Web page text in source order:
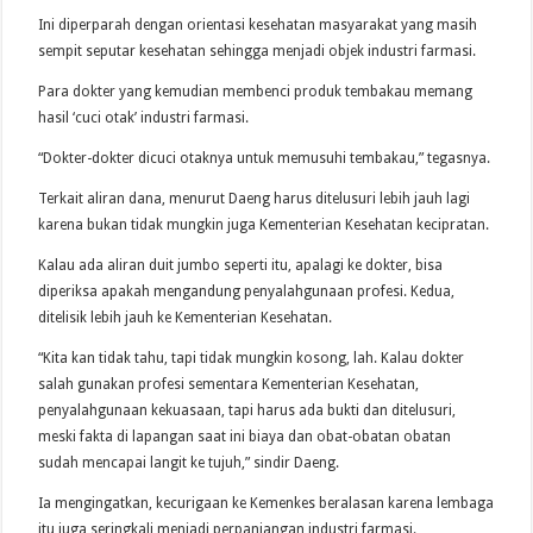
Ini diperparah dengan orientasi kesehatan masyarakat yang masih
sempit seputar kesehatan sehingga menjadi objek industri farmasi.
Para dokter yang kemudian membenci produk tembakau memang
hasil ‘cuci otak’ industri farmasi.
“Dokter-dokter dicuci otaknya untuk memusuhi tembakau,” tegasnya.
Terkait aliran dana, menurut Daeng harus ditelusuri lebih jauh lagi
karena bukan tidak mungkin juga Kementerian Kesehatan kecipratan.
Kalau ada aliran duit jumbo seperti itu, apalagi ke dokter, bisa
diperiksa apakah mengandung penyalahgunaan profesi. Kedua,
ditelisik lebih jauh ke Kementerian Kesehatan.
“Kita kan tidak tahu, tapi tidak mungkin kosong, lah. Kalau dokter
salah gunakan profesi sementara Kementerian Kesehatan,
penyalahgunaan kekuasaan, tapi harus ada bukti dan ditelusuri,
meski fakta di lapangan saat ini biaya dan obat-obatan obatan
sudah mencapai langit ke tujuh,” sindir Daeng.
Ia mengingatkan, kecurigaan ke Kemenkes beralasan karena lembaga